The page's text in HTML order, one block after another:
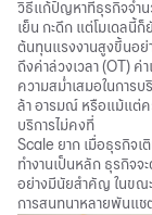
วิธีแก้ปัญหาที่ธุรกิจจำน
เย็น กะดึก แต่โมเดลนี้
ต้นทุนแรงงานสูงขึ้นอย่
ถึงค่าล่วงเวลา (OT)
ความสม่ำเสมอในการ
ล้า อารมณ์ หรือแม้แต่
บริการไม่คงที่
Scale ยาก เมื่อธุรกิจเ
ทำงานเป็นหลัก ธุรกิจ
อย่างมีนัยสำคัญ ในขณ
การสนทนาหลายพันแ